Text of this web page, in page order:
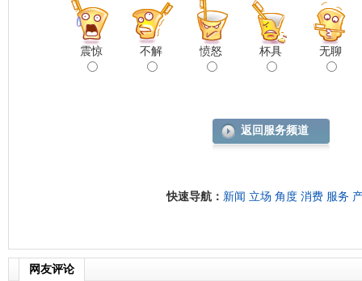
震惊 不解 愤怒 杯具 无聊
返回服务频道
快速导航： 新闻 立场 角度 消费 服务
网友评论